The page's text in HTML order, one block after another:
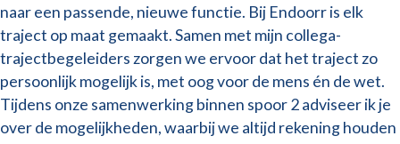
naar een passende, nieuwe functie. Bij Endoorr is elk
traject op maat gemaakt. Samen met mijn collega-
trajectbegeleiders zorgen we ervoor dat het traject zo
persoonlijk mogelijk is, met oog voor de mens én de wet.
Tijdens onze samenwerking binnen spoor 2 adviseer ik je
over de mogelijkheden, waarbij we altijd rekening houden